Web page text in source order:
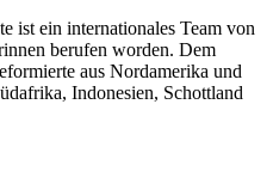
ist ein internationales Team von
berufen worden. Dem
aus Nordamerika und
Indonesien, Schottland